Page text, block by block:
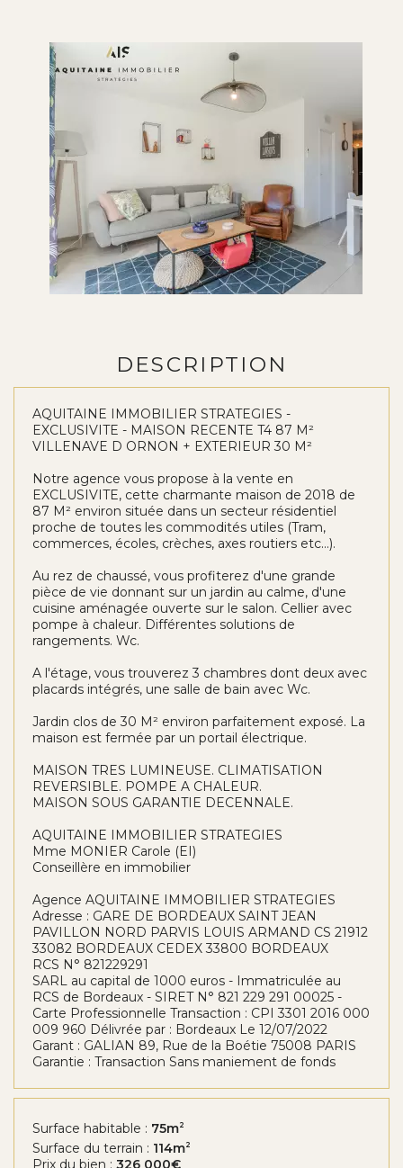
DESCRIPTION
AQUITAINE IMMOBILIER STRATEGIES -
EXCLUSIVITE - MAISON RECENTE T4 87 M²
VILLENAVE D ORNON + EXTERIEUR 30 M²
Notre agence vous propose à la vente en
EXCLUSIVITE, cette charmante maison de 2018 de
87 M² environ située dans un secteur résidentiel
proche de toutes les commodités utiles (Tram,
commerces, écoles, crèches, axes routiers etc...).
Au rez de chaussé, vous profiterez d'une grande
pièce de vie donnant sur un jardin au calme, d'une
cuisine aménagée ouverte sur le salon. Cellier avec
pompe à chaleur. Différentes solutions de
rangements. Wc.
A l'étage, vous trouverez 3 chambres dont deux avec
placards intégrés, une salle de bain avec Wc.
Jardin clos de 30 M² environ parfaitement exposé. La
maison est fermée par un portail électrique.
MAISON TRES LUMINEUSE. CLIMATISATION
REVERSIBLE. POMPE A CHALEUR.
MAISON SOUS GARANTIE DECENNALE.
AQUITAINE IMMOBILIER STRATEGIES
Mme MONIER Carole (EI)
Conseillère en immobilier
Agence AQUITAINE IMMOBILIER STRATEGIES
Adresse : GARE DE BORDEAUX SAINT JEAN
PAVILLON NORD PARVIS LOUIS ARMAND CS 21912
33082 BORDEAUX CEDEX 33800 BORDEAUX
RCS N° 821229291
SARL au capital de 1000 euros - Immatriculée au
RCS de Bordeaux - SIRET N° 821 229 291 00025 -
Carte Professionnelle Transaction : CPI 3301 2016 000
009 960 Délivrée par : Bordeaux Le 12/07/2022
Garant : GALIAN 89, Rue de la Boétie 75008 PARIS
Garantie : Transaction Sans maniement de fonds
Surface habitable : 75m2
Surface du terrain : 114m2
Prix du bien : 326 000€